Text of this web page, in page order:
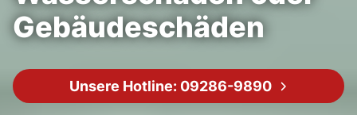
Gebäudeschäden
Unsere Hotline: 09286-9890